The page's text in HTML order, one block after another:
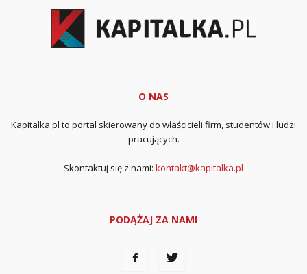
O NAS
Kapitalka.pl to portal skierowany do właścicieli firm, studentów i ludzi
pracujących.
Skontaktuj się z nami: kontakt@kapitalka.pl
PODĄŻAJ ZA NAMI